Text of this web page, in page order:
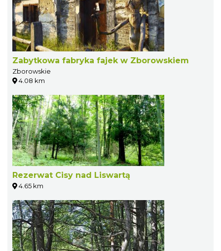
Zabytkowa fabryka fajek w Zborowskiem
Zborowskie
4.08 km
Rezerwat Cisy nad Liswartą
4.65 km